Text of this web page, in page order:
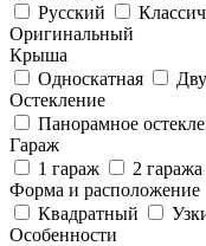
Русский
Оригинальный
Крыша
Односкатная
Остекление
Панорамное
Гараж
1 гараж
2 гаража
Форма и расположение
Квадратный
Особенности